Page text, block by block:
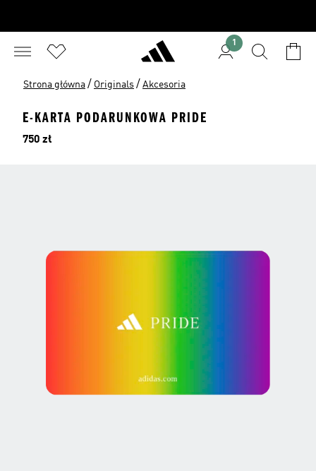
1
Strona główna / Originals / Akcesoria
E-KARTA PODARUNKOWA PRIDE
Cena
750 zł